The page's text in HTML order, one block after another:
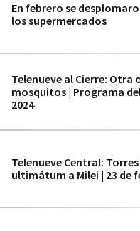
En febrero se
los supermercados
Telenueve al Cierre: Otra
mosquitos | Programa
2024
Telenueve Central:
ultimátum a Milei | 23 de